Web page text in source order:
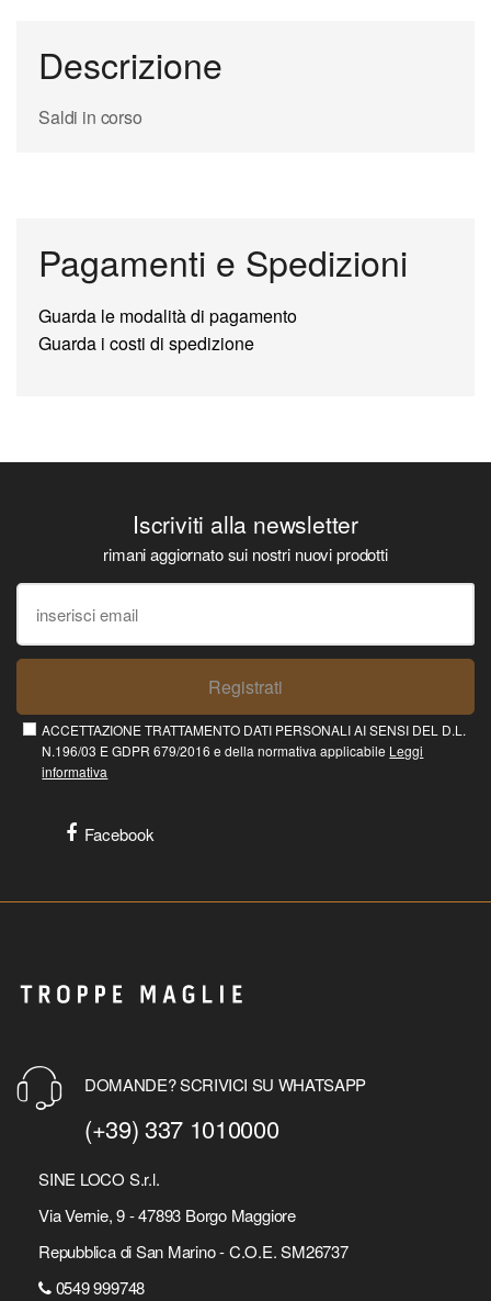
Descrizione
Saldi in corso
Pagamenti e Spedizioni
Guarda le modalità di pagamento
Guarda i costi di spedizione
Iscriviti alla newsletter
rimani aggiornato sui nostri nuovi prodotti
Registrati
ACCETTAZIONE TRATTAMENTO DATI PERSONALI AI SENSI DEL D.L.
N.196/03 E GDPR 679/2016 e della normativa applicabile Leggi
informativa
Facebook
DOMANDE? SCRIVICI SU WHATSAPP
(+39) 337 1010000
SINE LOCO S.r.l.
Via Vernie, 9 - 47893 Borgo Maggiore
Repubblica di San Marino - C.O.E. SM26737
0549 999748